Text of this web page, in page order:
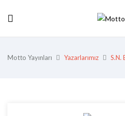
Motto Yayınları Yazarlarımız S.N.